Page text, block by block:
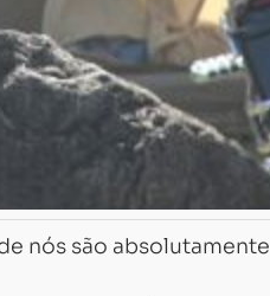
nós são absolutamente